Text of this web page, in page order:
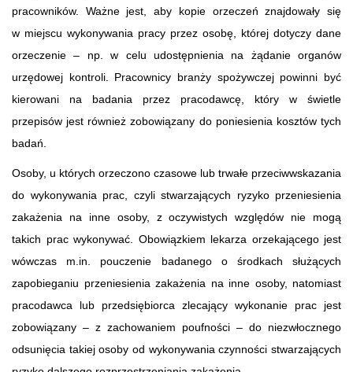
pracowników. Ważne jest, aby kopie orzeczeń znajdowały się
w miejscu wykonywania pracy przez osobę, której dotyczy dane
orzeczenie – np. w celu udostępnienia na żądanie organów
urzędowej kontroli. Pracownicy branży spożywczej powinni być
kierowani na badania przez pracodawcę, który w świetle
przepisów jest również zobowiązany do poniesienia kosztów tych
badań.
Osoby, u których orzeczono czasowe lub trwałe przeciwwskazania
do wykonywania prac, czyli stwarzających ryzyko przeniesienia
zakażenia na inne osoby, z oczywistych względów nie mogą
takich prac wykonywać. Obowiązkiem lekarza orzekającego jest
wówczas m.in. pouczenie badanego o środkach służących
zapobieganiu przeniesienia zakażenia na inne osoby, natomiast
pracodawca lub przedsiębiorca zlecający wykonanie prac jest
zobowiązany – z zachowaniem poufności – do niezwłocznego
odsunięcia takiej osoby od wykonywania czynności stwarzających